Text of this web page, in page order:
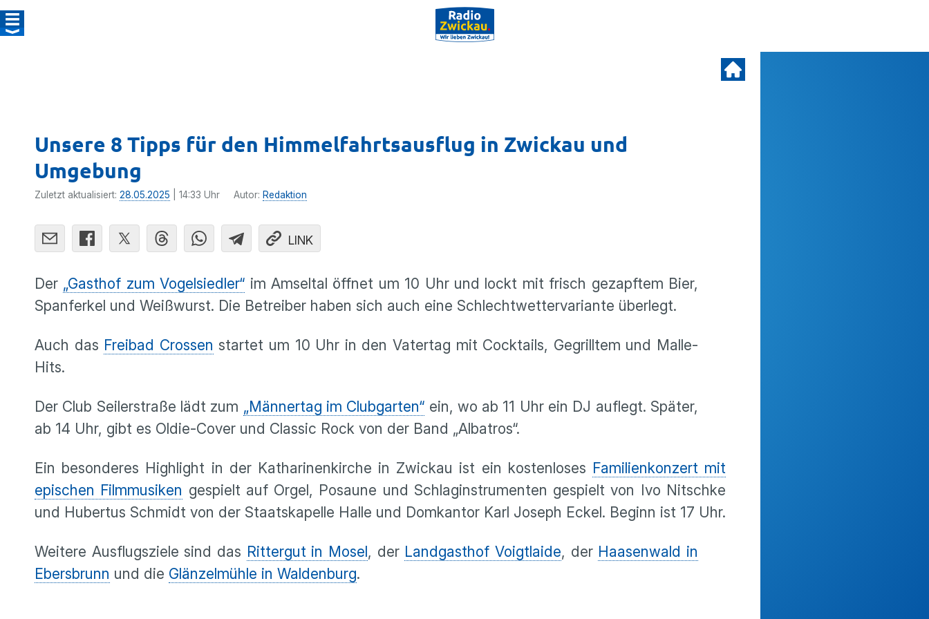
Unsere 8 Tipps für den Himmelfahrtsausflug in Zwickau und
Umgebung
Zuletzt aktualisiert: 28.05.2025 | 14:33 Uhr Autor: Redaktion
LINK
Der „Gasthof zum Vogelsiedler“ im Amseltal öffnet um 10 Uhr und lockt mit frisch gezapftem Bier,
Spanferkel und Weißwurst. Die Betreiber haben sich auch eine Schlechtwettervariante überlegt.
Auch das Freibad Crossen startet um 10 Uhr in den Vatertag mit Cocktails, Gegrilltem und Malle-
Hits.
Der Club Seilerstraße lädt zum „Männertag im Clubgarten“ ein, wo ab 11 Uhr ein DJ auflegt. Später,
ab 14 Uhr, gibt es Oldie-Cover und Classic Rock von der Band „Albatros“.
Ein besonderes Highlight in der Katharinenkirche in Zwickau ist ein kostenloses Familienkonzert mit
epischen Filmmusiken gespielt auf Orgel, Posaune und Schlaginstrumenten gespielt von Ivo Nitschke
und Hubertus Schmidt von der Staatskapelle Halle und Domkantor Karl Joseph Eckel. Beginn ist 17 Uhr.
Weitere Ausflugsziele sind das Rittergut in Mosel, der Landgasthof Voigtlaide, der Haasenwald in
Ebersbrunn und die Glänzelmühle in Waldenburg.